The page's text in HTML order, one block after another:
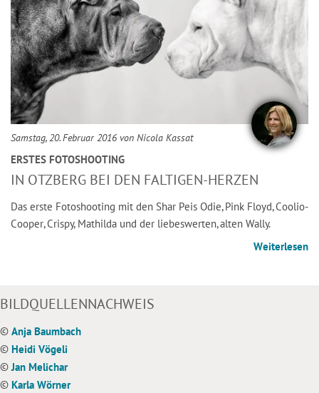
Samstag, 20. Februar 2016 von Nicola Kassat
ERSTES FOTOSHOOTING
IN OTZBERG BEI DEN FALTIGEN-HERZEN
Das erste Fotoshooting mit den Shar Peis Odie, Pink Floyd, Coolio-
Cooper, Crispy, Mathilda und der liebeswerten, alten Wally.
Weiterlesen
BILDQUELLENNACHWEIS
© Anja Baumbach
© Heidi Vögeli
©Jan Melichar
© Karla Wörner